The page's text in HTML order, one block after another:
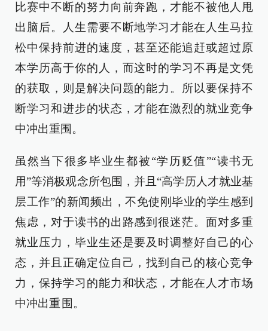
比赛中不断的努力向前奔跑，才能不被他人甩
出脑后。人生需要不断地学习才能在人生马拉
松中保持前进的速度，甚至还能追赶或超过原
本学历高于你的人，而这时的学习不再是文凭
的获取，则是解决问题的能力。所以要保持不
断学习和进步的状态，才能在激烈的就业竞争
中冲出重围。
虽然当下很多毕业生都被“学历贬值”“读书无
用”等消极观念所包围，并且“高学历人才就业基
层工作”的新闻频出，不免使刚毕业的学生感到
焦虑，对于读书的出路感到很迷茫。面对多重
就业压力，毕业生还是要及时调整好自己的心
态，并且正确定位自己，找到自己的核心竞争
力，保持学习的能力和状态，才能在人才市场
中冲出重 围。